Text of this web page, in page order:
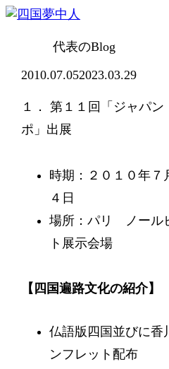
代表のBlog
2010.07.052023.03.29
１． 第１１回「ジャパン
ポ」出展
時期：２０１０年７
４日
場所：パリ ノール
ト展示会場
【四国遍路文化の紹介】
仏語版四国並びに香
ンフレット配布